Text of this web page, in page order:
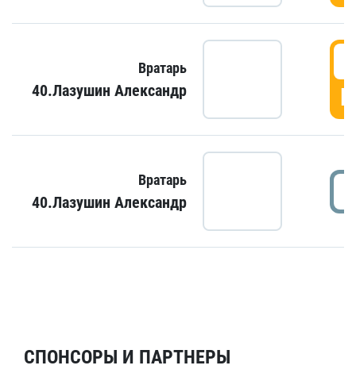
Вратарь
40.Лазушин Александр
Вратарь
40.Лазушин Александр
СПОНСОРЫ И ПАРТНЕРЫ